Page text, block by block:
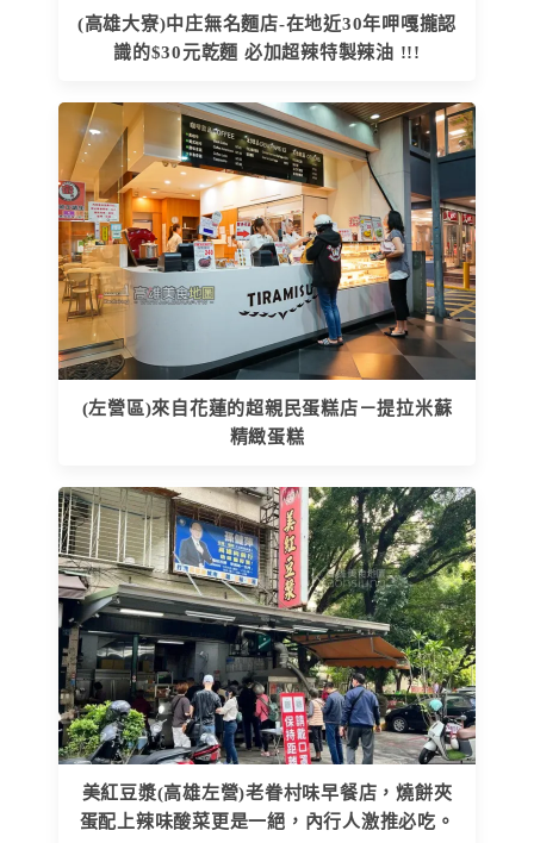
(高雄大寮)中庄無名麵店-在地近30年呷嘎攏認
識的$30元乾麵 必加超辣特製辣油 !!!
(左營區)來自花蓮的超親民蛋糕店－提拉米蘇
精緻蛋糕
美紅豆漿(高雄左營)老眷村味早餐店，燒餅夾
蛋配上辣味酸菜更是一絕，內行人激推必吃。